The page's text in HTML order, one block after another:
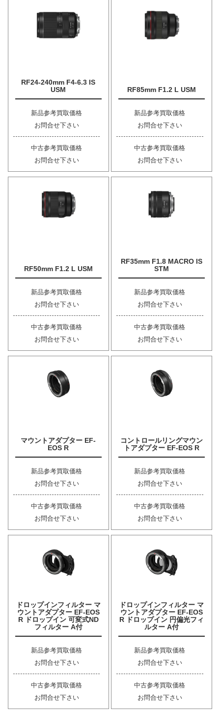
RF24-240mm F4-6.3 IS
USM
新品参考買取価格
お問合せ下さい
中古参考買取価格
お問合せ下さい
RF85mm F1.2 L USM
新品参考買取価格
お問合せ下さい
中古参考買取価格
お問合せ下さい
RF50mm F1.2 L USM
新品参考買取価格
お問合せ下さい
中古参考買取価格
お問合せ下さい
RF35mm F1.8 MACRO IS
STM
新品参考買取価格
お問合せ下さい
中古参考買取価格
お問合せ下さい
マウントアダプター EF-
EOS R
新品参考買取価格
お問合せ下さい
中古参考買取価格
お問合せ下さい
コントロールリングマウン
トアダプター EF-EOS R
新品参考買取価格
お問合せ下さい
中古参考買取価格
お問合せ下さい
ドロップインフィルター マ
ウントアダプター EF-EOS
R ドロップイン 可変式ND
フィルター A付
新品参考買取価格
お問合せ下さい
中古参考買取価格
お問合せ下さい
ドロップインフィルター マ
ウントアダプター EF-EOS
R ドロップイン 円偏光フィ
ルター A付
新品参考買取価格
お問合せ下さい
中古参考買取価格
お問合せ下さい